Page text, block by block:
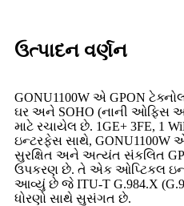
ઉત્પાદન વર્ણન
GONU1100W એ GPON
ઘર અને SOHO (નાની ઓફિસ
માટે રચાયેલ છે. 1GE+ 3FE, 1
ઇન્ટરફેસ સાથે,
સુરક્ષિત અને અત્યંત સંકલિત
ઉપકરણ છે. તે એક ઓપ્ટિકલ
આવ્યું છે જે ITU-T G.984.X
ધોરણો સાથે સુસંગત છે.